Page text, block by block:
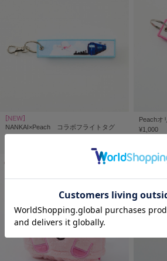
NANKAI×Peach コラボフライトタグ
¥1,000
Peachオ
¥1,000